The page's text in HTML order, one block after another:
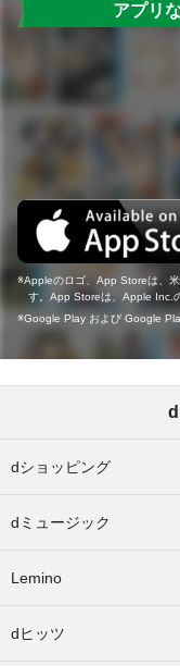
アプリ
Appleのロゴ、App Storeは、
す。App Storeは、Apple Inc.
Google Play および Google
dショッピング
dミュージック
Lemino
dヒッツ